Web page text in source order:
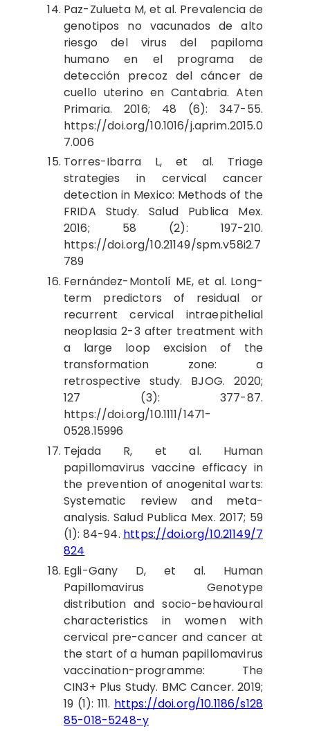
Paz-Zulueta M, et al. Prevalencia de
genotipos no vacunados de alto
riesgo del virus del papiloma
humano en el programa de
detección precoz del cáncer de
cuello uterino en Cantabria. Aten
Primaria. 2016; 48 (6): 347-55.
https://doi.org/10.1016/j.aprim.2015.0
7.006
Torres-Ibarra L, et al. Triage
strategies in cervical cancer
detection in Mexico: Methods of the
FRIDA Study. Salud Publica Mex.
2016; 58 (2): 197-210.
https://doi.org/10.21149/spm.v58i2.7
789
Fernández-Montolí ME, et al. Long-
term predictors of residual or
recurrent cervical intraepithelial
neoplasia 2-3 after treatment with
a large loop excision of the
transformation zone: a
retrospective study. BJOG. 2020;
127 (3): 377-87.
https://doi.org/10.1111/1471-
0528.15996
Tejada R, et al. Human
papillomavirus vaccine efficacy in
the prevention of anogenital warts:
Systematic review and meta-
analysis. Salud Publica Mex. 2017; 59
(1): 84-94. https://doi.org/10.21149/7
824
Egli-Gany D, et al. Human
Papillomavirus Genotype
distribution and socio-behavioural
characteristics in women with
cervical pre-cancer and cancer at
the start of a human papillomavirus
vaccination-programme: The
CIN3+ Plus Study. BMC Cancer. 2019;
19 (1): 111. https://doi.org/10.1186/s128
85-018-5248-y